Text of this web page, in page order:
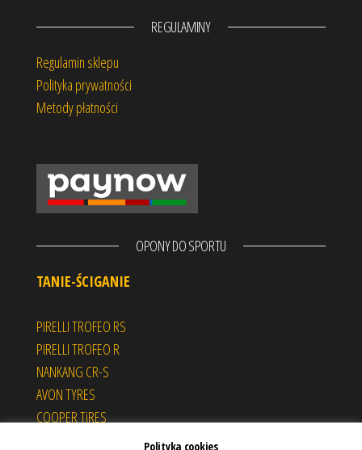
REGULAMINY
Regulamin sklepu
Polityka prywatności
Metody płatności
OPONY DO SPORTU
TANIE-ŚCIGANIE
PIRELLI TROFEO RS
PIRELLI TROFEO R
NANKANG CR-S
AVON TYRES
COOPER TiRES
HOOSIER RACING TIRESPolityka cookies